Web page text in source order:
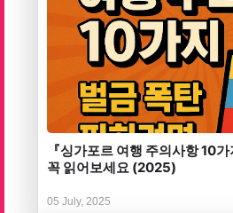
『싱가포르 여행 주의사항 10
꼭 읽어보세요 (2025)
05 July, 2025